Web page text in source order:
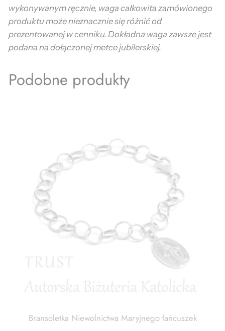
wykonywanym ręcznie, waga całkowita zamówionego
produktu może nieznacznie się różnić od
prezentowanej w cenniku. Dokładna waga zawsze jest
podana na dołączonej metce jubilerskiej.
Podobne produkty
Bransoletka Niewolnictwa Maryjnego łańcuszek